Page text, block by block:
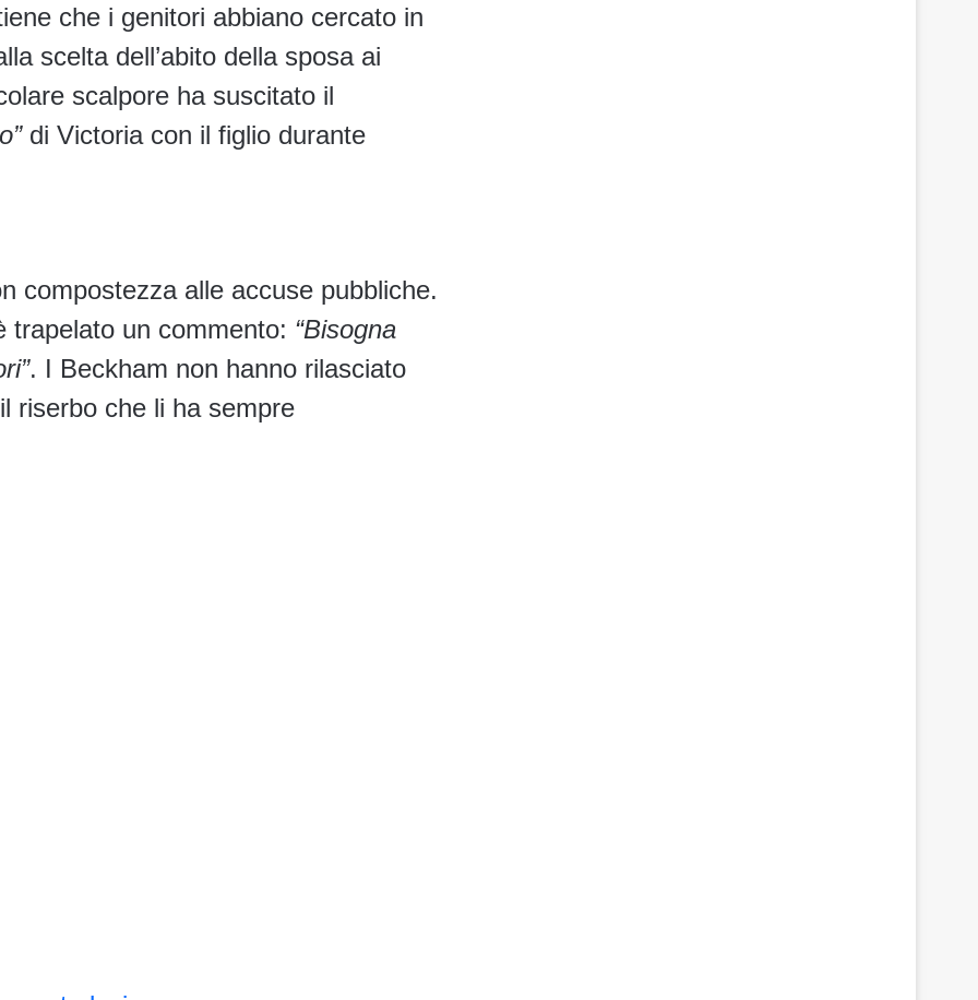
che i genitori abbiano cercato in
scelta dell’abito della sposa ai
scalpore ha suscitato il
di Victoria con il figlio durante
compostezza alle accuse pubbliche.
trapelato un commento: “Bisogna
. I Beckham non hanno rilasciato
riserbo che li ha sempre